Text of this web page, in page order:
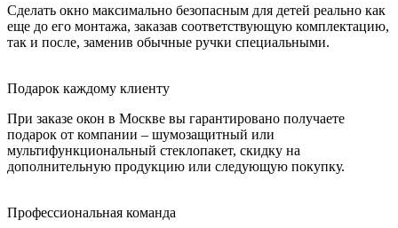
Сделать окно максимально безопасным для детей реально как
еще до его монтажа, заказав соответствующую комплектацию,
так и после, заменив обычные ручки специальными.
Подарок каждому клиенту
При заказе окон в Москве вы гарантировано получаете
подарок от компании – шумозащитный или
мультифункциональный стеклопакет, скидку на
дополнительную продукцию или следующую покупку.
Профессиональная команда